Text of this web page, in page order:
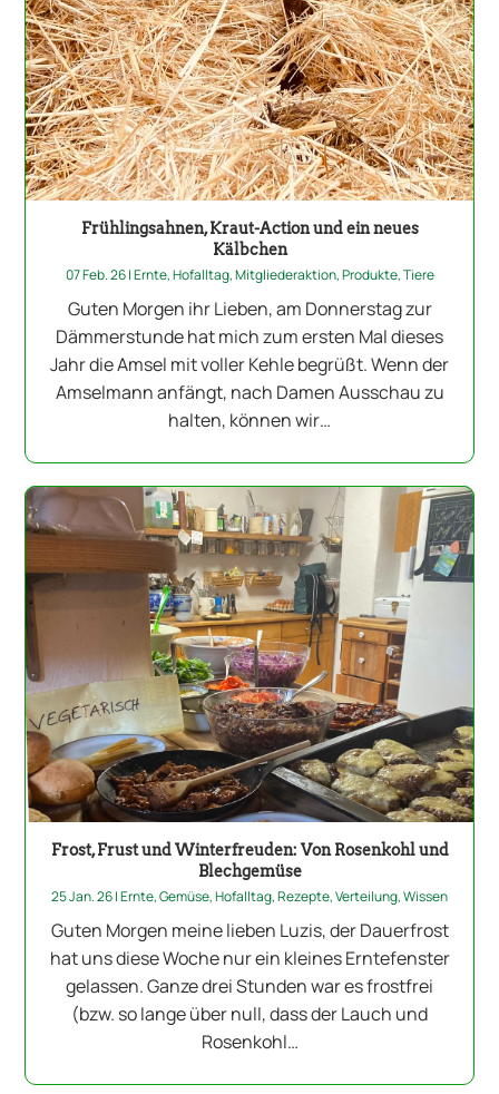
Frühlingsahnen, Kraut-Action und ein neues
Kälbchen
07 Feb. 26|Ernte,Hofalltag,Mitgliederaktion,Produkte,Tiere
Guten Morgen ihr Lieben, am Donnerstag zur
Dämmerstunde hat mich zum ersten Mal dieses
Jahr die Amsel mit voller Kehle begrüßt. Wenn der
Amselmann anfängt, nach Damen Ausschau zu
halten, können wir…
Frost, Frust und Winterfreuden: Von Rosenkohl und
Blechgemüse
25 Jan. 26|Ernte,Gemüse,Hofalltag,Rezepte,Verteilung,Wissen
Guten Morgen meine lieben Luzis, der Dauerfrost
hat uns diese Woche nur ein kleines Erntefenster
gelassen. Ganze drei Stunden war es frostfrei
(bzw. so lange über null, dass der Lauch und
Rosenkohl…